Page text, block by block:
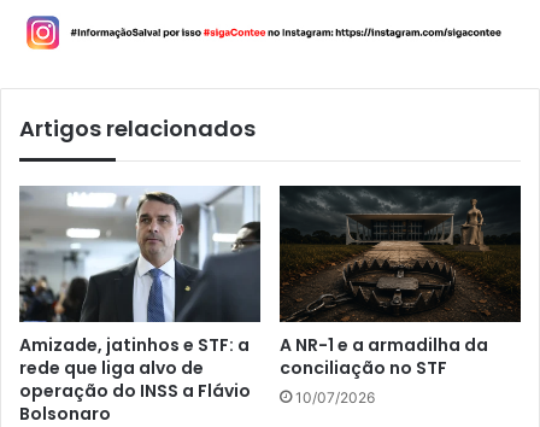
Artigos relacionados
Amizade, jatinhos e STF: a
rede que liga alvo de
operação do INSS a Flávio
Bolsonaro
A NR-1 e a armadilha da
conciliação no STF
10/07/2026